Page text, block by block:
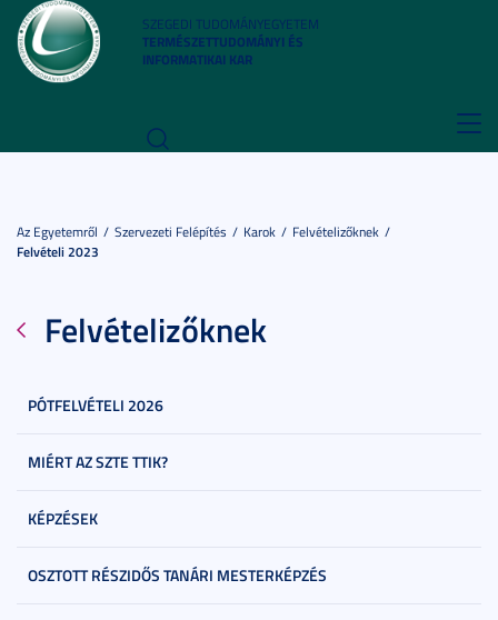
SZEGEDI TUDOMÁNYEGYETEM
TERMÉSZETTUDOMÁNYI ÉS
INFORMATIKAI KAR
Az Egyetemről Szervezeti Felépítés Karok
Felvételizőknek
Felvételi 2023
Felvételizőknek
PÓTFELVÉTELI 2026
MIÉRT AZ SZTE TTIK?
KÉPZÉSEK
OSZTOTT RÉSZIDŐS TANÁRI MESTERKÉPZÉS